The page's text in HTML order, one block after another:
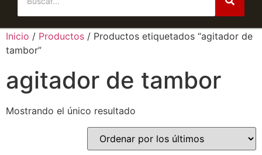
Inicio / Productos / Productos etiquetados “agitador de
tambor”
agitador de tambor
Mostrando el único resultado